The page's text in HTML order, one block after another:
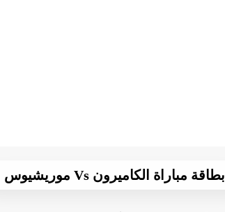
بطاقة مباراة الكاميرون Vs موريشيوس